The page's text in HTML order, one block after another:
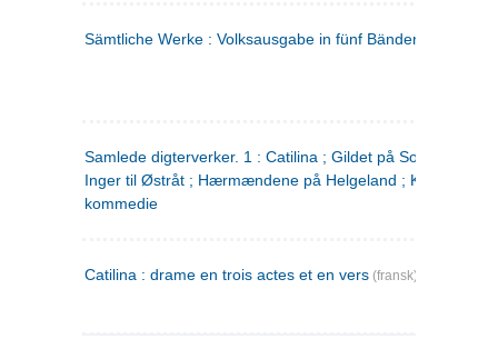
Sämtliche Werke : Volksausgabe in fünf Bänden
Samlede digterverker. 1 : Catilina ; Gildet på Solhaug ; Fru
Inger til Østråt ; Hærmændene på Helgeland ;
kommedie
Catilina : drame en trois actes et en vers (fransk)